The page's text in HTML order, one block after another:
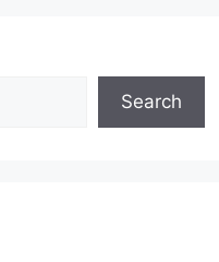
Search